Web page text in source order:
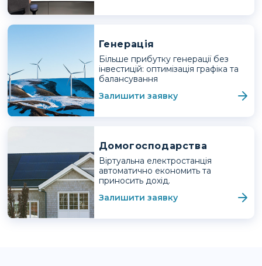
Генерація
Більше прибутку генерації без
інвестицій: оптимізація графіка та
балансування
Залишити заявку
Домогосподарства
Віртуальна електростанція
автоматично економить та
приносить дохід.
Залишити заявку